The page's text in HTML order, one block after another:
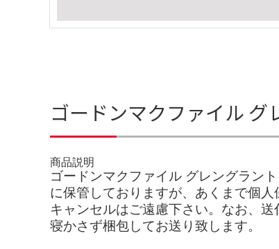
ゴードンマクファイル
商品説明
ゴードンマクファイル グレングラン
に保管しておりますが、あくまで個
キャンセルはご遠慮下さい。なお、
寝かさず梱包してお送り致します。